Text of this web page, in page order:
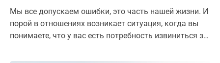
Мы все допускаем ошибки, это часть нашей жизни. И
порой в отношениях возникает ситуация, когда вы
понимаете, что у вас есть потребность извиниться за